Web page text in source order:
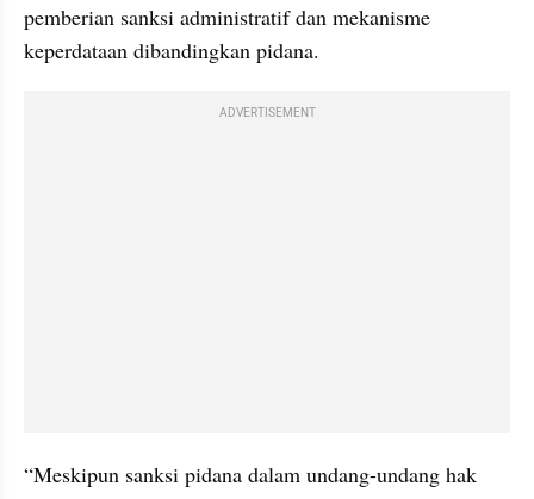
pemberian sanksi administratif dan mekanisme
keperdataan dibandingkan pidana.
ADVERTISEMENT
“Meskipun sanksi pidana dalam undang-undang hak